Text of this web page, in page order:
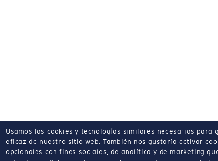
Usamos las cookies y tecnologías similares necesarias
eficaz de nuestro sitio web. También nos gustaría activar
opcionales con fines sociales, de analítica y de marketing